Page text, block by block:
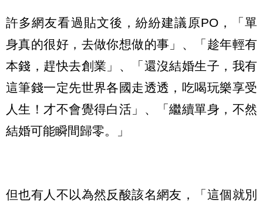
許多網友看過貼文後，紛紛建議原PO，「單
身真的很好，去做你想做的事」、「趁年輕有
本錢，趕快去創業」、「還沒結婚生子，我有
這筆錢一定先世界各國走透透，吃喝玩樂享受
人生！才不會覺得白活」、「繼續單身，不然
結婚可能瞬間歸零。」
但也有人不以為然反酸該名網友，「這個就別